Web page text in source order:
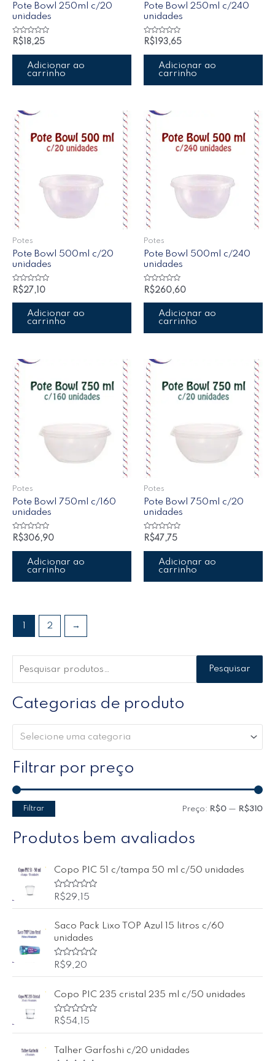
Pote Bowl 250ml c/20
unidades
Avaliação
de
R$ 18,25
Adicionar ao
carrinho
Pote Bowl 250ml c/240
unidades
Avaliação
de
R$ 193,65
Adicionar ao
carrinho
Potes
Pote Bowl 500ml c/20
unidades
Avaliação
0
de
R$27,10
Adicionar ao
carrinho
Potes
Pote Bowl 500ml c/240
unidades
Avaliação
0
de
R$260,60
Adicionar ao
carrinho
Potes
Pote Bowl 750ml c/160
unidades
Avaliação
0
de
R$306,90
Adicionar ao
carrinho
Potes
Pote Bowl 750ml c/20
unidades
Avaliação
0
de
R$47,75
Adicionar ao
carrinho
1 2 →
Pesquisar
Categorias de produto
Selecione uma categoria
Filtrar por preço
Filtrar Preço: R$0 — R$310
Produtos bem avaliados
Copo PIC 51 c/tampa 50 ml c/50 unidades
A
a
i
a
ç
ã
o
0
d
5
R$29,15
Saco Pack Lixo TOP Azul 15 litros c/60
unidades
A
i
a
ç
ã
0
e
R$9,20
Copo PIC 235 cristal 235 ml c/50 unidades
A
a
i
R$54,15
Talher Garfoshi c/20 unidades